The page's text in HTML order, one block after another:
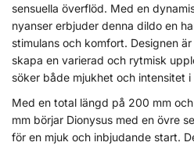
sensuella överflöd. Med en
nyanser erbjuder denna dildo en
stimulans och komfort. Designen
skapa en varierad och rytmisk
söker både mjukhet och intensitet
Med en total längd på 200 mm
mm börjar Dionysus med en övre
för en mjuk och inbjudande start.